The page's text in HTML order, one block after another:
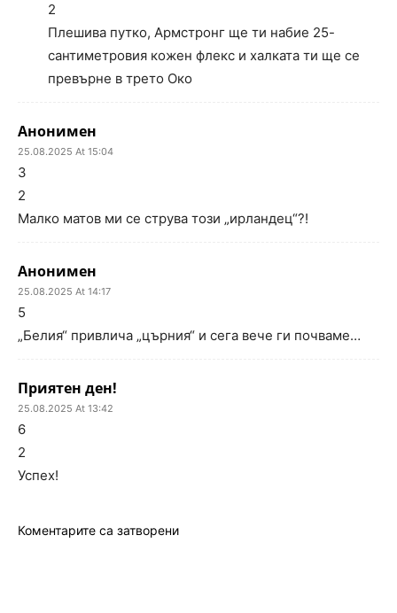
2
Плешива путко, Армстронг ще ти набие 25-
сантиметровия кожен флекс и халката ти ще се
превърне в трето Око
Анонимен
25.08.2025 At 15:04
3
2
Малко матов ми се струва този „ирландец“?!
Анонимен
25.08.2025 At 14:17
5
„Белия“ привлича „църния“ и сега вече ги почваме…
Приятен ден!
25.08.2025 At 13:42
6
2
Успех!
Коментарите са затворени